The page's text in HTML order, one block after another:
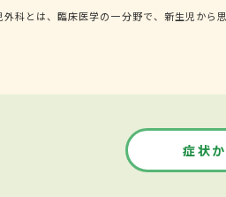
外科とは、臨床医学の一分野で、新生児から
症状